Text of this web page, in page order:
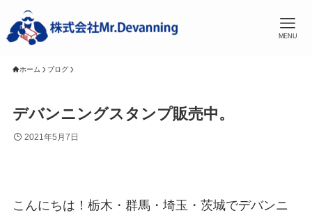
MENU
ホーム ブログ
デバンニングスタンプ販売中。
2021年5月7日
こんにちは！栃木・群馬・埼玉・茨城でデバンニ